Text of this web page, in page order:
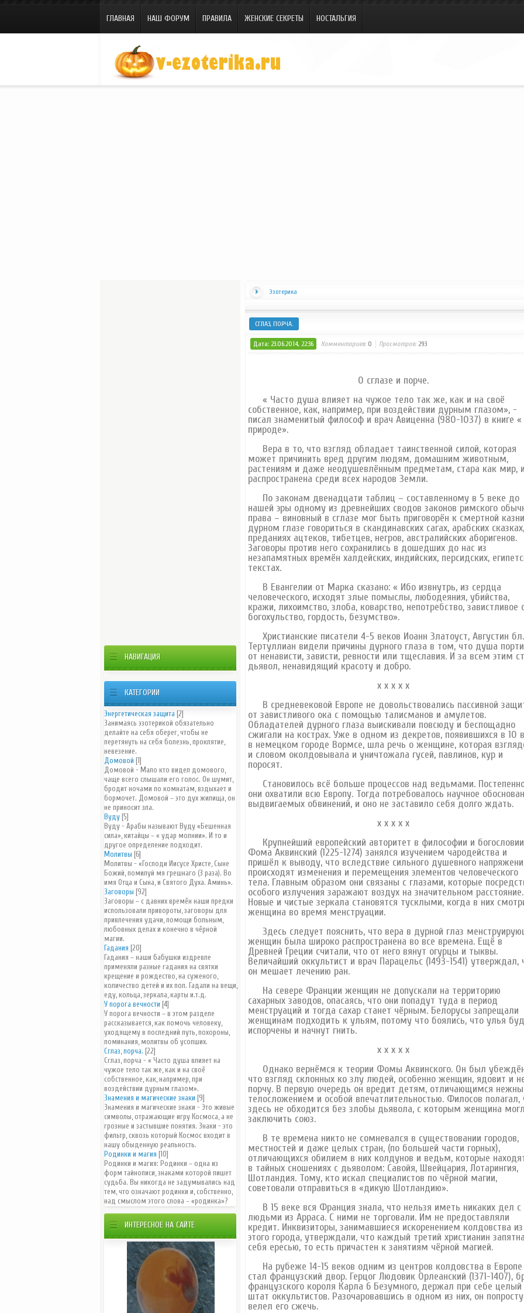
ГЛАВНАЯ НАШ ФОРУМ ПРАВИЛА ЖЕНСКИЕ СЕКРЕТЫ НОСТАЛЬГИЯ
Site.ru
НАВИГАЦИЯ
КАТЕГОРИИ
Энергетическая защита [2]
Занимаясь эзотерикой обязательно
делайте на себя оберег, чтобы не
перетянуть на себя болезнь, проклятие,
невезение.
Домовой [1]
Домовой - Мало кто видел домового,
чаще всего слышали его голос. Он шумит,
бродит ночами по комнатам, вздыхает и
бормочет. Домовой – это дух жилища, он
не приносит зла.
Вуду [5]
Вуду - Арабы называют Вуду «Бешенная
сила», китайцы – « удар молнии». И то и
другое определение подходит.
Молитвы [6]
Молитвы - «Господи Иисусе Христе, Сыне
Божий, помилуй мя грешнаго (3 раза). Во
имя Отца и Сына, и Святого Духа. Аминь».
Заговоры [92]
Заговоры – с давних времён наши предки
использовали привороты, заговоры для
привлечения удачи, помощи больным,
любовных делах и конечно в чёрной
магии.
Гадания [20]
Гадания – наши бабушки издревле
применяли разные гадания на святки
крещение и рождество, на суженого,
количество детей и их пол. Гадали на вещи,
еду, кольца, зеркала, карты и.т.д.
У порога вечности [4]
У порога вечности – в этом разделе
рассказывается, как помочь человеку,
уходящему в последний путь, похороны,
поминания, молитвы об усопших.
Сглаз, порча. [22]
Сглаз, порча - « Часто душа влияет на
чужое тело так же, как и на своё
собственное, как, например, при
воздействии дурным глазом».
Знамения и магические знаки [9]
Знамения и магические знаки - Это живые
символы, отражающие игру Космоса, а не
грозные и застывшие понятия. Знаки - это
фильтр, сквозь который Космос входит в
нашу обыденную реальность.
Родинки и магия [10]
Родинки и магия: Родинки – одна из
форм тайнописи, знаками которой пишет
судьба. Вы никогда не задумывались над
тем, что означают родинки и, собственно,
над смыслом этого слова – «родинка»?
ИНТЕРЕСНОЕ НА САЙТЕ
Эзотерика
СГЛАЗ, ПОРЧА.
Дата: 23.06.2014, 22:36 Комментариев:0 Просмотров:293
О сглазе и порче.
« Часто душа влияет на чужое тело так же, как и на своё
собственное, как, например, при воздействии дурным глазом», -
писал знаменитый философ и врач Авиценна (980-1037) в книге
природе».
Вера в то, что взгляд обладает таинственной силой, которая
может причинить вред другим людям, домашним животным,
растениям и даже неодушевлённым предметам, стара как мир, и
распространена среди всех народов Земли.
По законам двенадцати таблиц – составленному в 5 веке до
нашей эры одному из древнейших сводов законов римского
права – виновный в сглазе мог быть приговорён к смертной
дурном глазе говориться в скандинавских сагах, арабских сказках,
преданиях ацтеков, тибетцев, негров, австралийских аборигенов.
Заговоры против него сохранились в дошедших до нас из
незапамятных времён халдейских, индийских, персидских,
текстах.
В Евангелии от Марка сказано: « Ибо извнутрь, из сердца
человеческого, исходят злые помыслы, любодеяния, убийства,
кражи, лихоимство, злоба, коварство, непотребство, завистливое
богохульство, гордость, безумство».
Христианские писатели 4-5 веков Иоанн Златоуст, Августин бл.
Тертуллиан видели причины дурного глаза в том, что душа
от ненависти, зависти, ревности или тщеславия. И за всем этим
дьявол, ненавидящий красоту и добро.
х х х х х
В средневековой Европе не довольствовались пассивной
от завистливого ока с помощью талисманов и амулетов.
Обладателей дурного глаза выискивали повсюду и беспощадно
сжигали на кострах. Уже в одном из декретов, появившихся в 10
в немецком городе Вормсе, шла речь о женщине, которая
и словом околдовывала и уничтожала гусей, павлинов, кур и
поросят.
Становилось всё больше процессов над ведьмами.
они охватили всю Европу. Тогда потребовалось научное
выдвигаемых обвинений, и оно не заставило себя долго ждать.
х х х х х
Крупнейший европейский авторитет в философии и богословии
Фома Аквинский (1225-1274) занялся изучением чародейства и
пришёл к выводу, что вследствие сильного душевного
происходят изменения и перемещения элементов человеческого
тела. Главным образом они связаны с глазами, которые
особого излучения заражают воздух на значительном расстояние.
Новые и чистые зеркала становятся тусклыми, когда в них
женщина во время менструации.
Здесь следует пояснить, что вера в дурной глаз
женщин была широко распространена во все времена. Ещё в
Древней Греции считали, что от него вянут огурцы и тыквы.
Величайший оккультист и врач Парацельс (1493-1541) утверждал,
он мешает лечению ран.
На севере Франции женщин не допускали на территорию
сахарных заводов, опасаясь, что они попадут туда в период
менструаций и тогда сахар станет чёрным. Белорусы запрещали
женщинам подходить к ульям, потому что боялись, что улья
испорчены и начнут гнить.
х х х х х
Однако вернёмся к теории Фомы Аквинского. Он был
что взгляд склонных ко злу людей, особенно женщин, ядовит и
порчу. В первую очередь он вредит детям, отличающимся
телосложением и особой впечатлительностью. Филосов полагал,
здесь не обходится без злобы дьявола, с которым женщина
заключить союз.
В те времена никто не сомневался в существовании городов,
местностей и даже целых стран, (по большей части горных),
отличающихся обилием в них колдунов и ведьм, которые
в тайных сношениях с дьяволом: Савойя, Швейцария, Лотарингия,
Шотландия. Тому, кто искал специалистов по чёрной магии,
советовали отправиться в «дикую Шотландию».
В 15 веке вся Франция знала, что нельзя иметь никаких дел с
людьми из Арраса. С ними не торговали. Им не предоставляли
кредит. Инквизиторы, занимавшиеся искоренением колдовства из
этого города, утверждали, что каждый третий христианин
себя ересью, то есть причастен к занятиям чёрной магией.
На рубеже 14-15 веков одним из центров колдовства в Европе
стал французский двор. Герцог Людовик Орлеанский (1371-1407),
французского короля Карла 6 Безумного, держал при себе целый
штат оккультистов. Разочаровавшись в одном из них, он попросту
велел его сжечь.